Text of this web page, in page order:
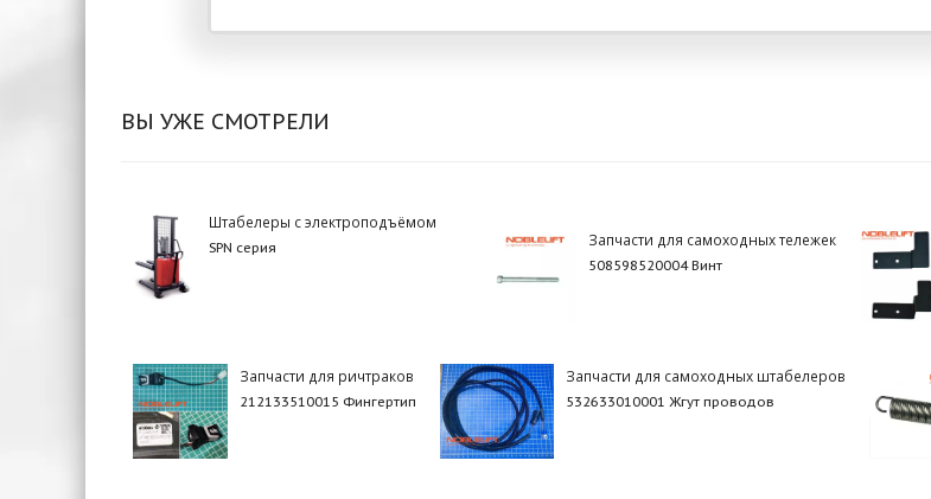
ВЫ УЖЕ СМОТРЕЛИ
Штабелеры с электроподъёмом
SPN серия Запчасти для самоходных тележек
508598520004 Винт
Запчасти для ричтраков
212133510015 Фингертип
Запчасти для самоходных штабелеров
532633010001 Жгут проводов